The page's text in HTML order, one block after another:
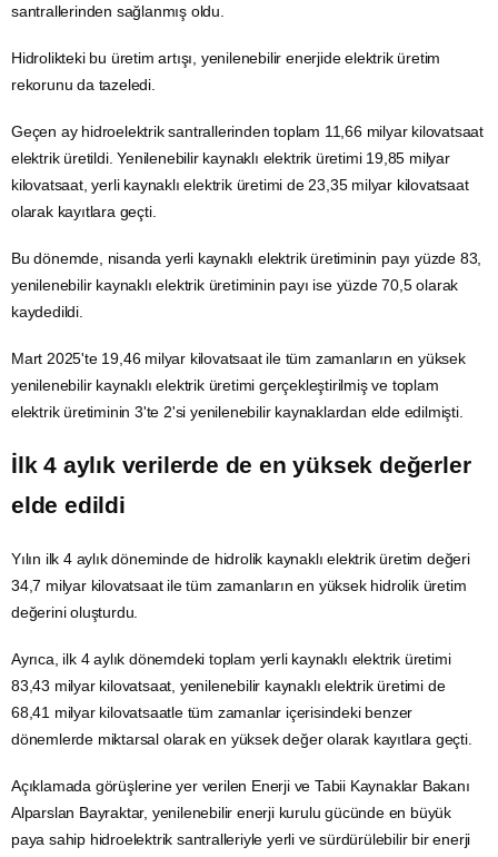
santrallerinden sağlanmış oldu.
Hidrolikteki bu üretim artışı, yenilenebilir enerjide elektrik üretim
rekorunu da tazeledi.
Geçen ay hidroelektrik santrallerinden toplam 11,66 milyar kilovatsaat
elektrik üretildi. Yenilenebilir kaynaklı elektrik üretimi 19,85 milyar
kilovatsaat, yerli kaynaklı elektrik üretimi de 23,35 milyar kilovatsaat
olarak kayıtlara geçti.
Bu dönemde, nisanda yerli kaynaklı elektrik üretiminin payı yüzde 83,
yenilenebilir kaynaklı elektrik üretiminin payı ise yüzde 70,5 olarak
kaydedildi.
Mart 2025'te 19,46 milyar kilovatsaat ile tüm zamanların en yüksek
yenilenebilir kaynaklı elektrik üretimi gerçekleştirilmiş ve toplam
elektrik üretiminin 3'te 2'si yenilenebilir kaynaklardan elde edilmişti.
İlk 4 aylık verilerde de en yüksek değerler
elde edildi
Yılın ilk 4 aylık döneminde de hidrolik kaynaklı elektrik üretim değeri
34,7 milyar kilovatsaat ile tüm zamanların en yüksek hidrolik üretim
değerini oluşturdu.
Ayrıca, ilk 4 aylık dönemdeki toplam yerli kaynaklı elektrik üretimi
83,43 milyar kilovatsaat, yenilenebilir kaynaklı elektrik üretimi de
68,41 milyar kilovatsaatle tüm zamanlar içerisindeki benzer
dönemlerde miktarsal olarak en yüksek değer olarak kayıtlara geçti.
Açıklamada görüşlerine yer verilen Enerji ve Tabii Kaynaklar Bakanı
Alparslan Bayraktar, yenilenebilir enerjikurulu gücünde en büyük
paya sahip hidroelektrik santralleriyle yerli ve sürdürülebilir bir enerji